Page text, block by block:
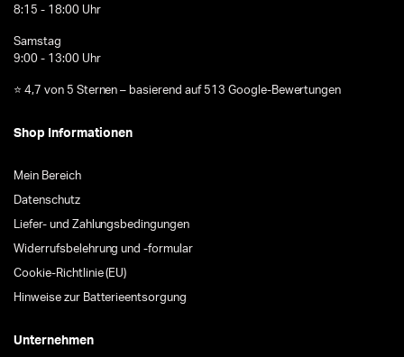
8:15 - 18:00 Uhr
Samstag
9:00 - 13:00 Uhr
⭐ 4,7 von 5 Sternen – basierend auf 513 Google-Bewertungen
Shop Informationen
Mein Bereich
Datenschutz
Liefer- und Zahlungsbedingungen
Widerrufsbelehrung und -formular
Cookie-Richtlinie (EU)
Hinweise zur Batterieentsorgung
Unternehmen